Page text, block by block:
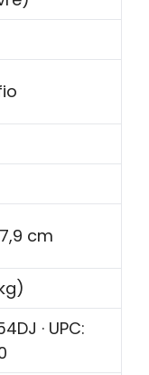
cm
· UPC: